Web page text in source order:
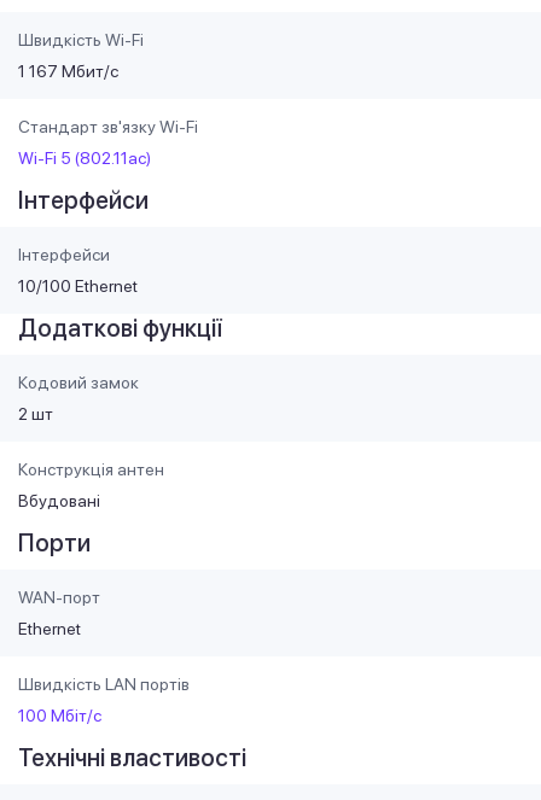
Швидкість Wi-Fi
1 167 Мбит/с
Стандарт зв'язку Wi-Fi
Wi-Fi 5 (802.11ac)
Інтерфейси
Інтерфейси
10/100 Ethernet
Додаткові функції
Кодовий замок
2 шт
Конструкція антен
Вбудовані
Порти
WAN-порт
Ethernet
Швидкість LAN портів
100 Мбіт/с
Технічні властивості